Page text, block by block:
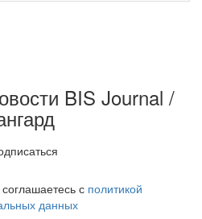
BIS Journal /
с политикой
данных